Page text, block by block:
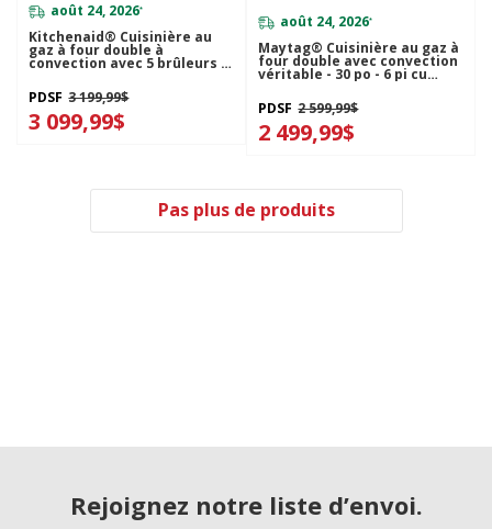
août 24, 2026*
Kitchenaid® Cuisinière au
gaz à four double à
convection avec 5 brûleurs -
PDSF 3 199,99$
3 099,99$
août 24, 2026*
Maytag® Cuisinière au gaz à
four double avec convection
véritable - 30 po - 6 pi cu
PDSF 2 599,99$
2 499,99$
Pas plus de produits
Rejoignez notre liste d’envoi.